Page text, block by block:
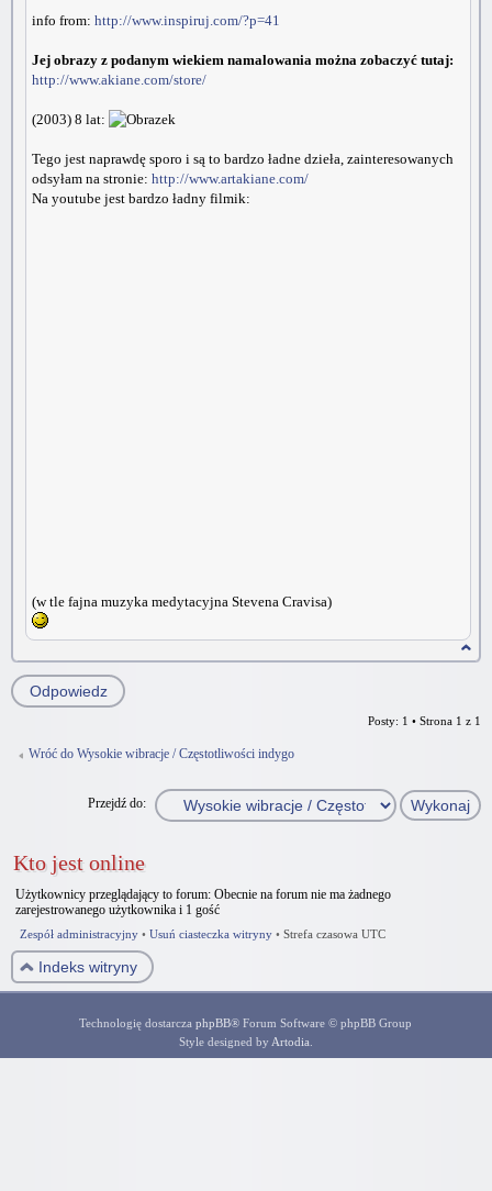
info from: http://www.inspiruj.com/?p=41
Jej obrazy z podanym wiekiem namalowania można zobaczyć tutaj:
http://www.akiane.com/store/
(2003) 8 lat:
Tego jest naprawdę sporo i są to bardzo ładne dzieła, zainteresowanych
odsyłam na stronie: http://www.artakiane.com/
Na youtube jest bardzo ładny filmik:
(w tle fajna muzyka medytacyjna Stevena Cravisa)
Odpowiedz
Posty: 1 • Strona 1 z 1
Wróć do Wysokie wibracje / Częstotliwości indygo
Przejdź do:
Kto jest online
Użytkownicy przeglądający to forum: Obecnie na forum nie ma żadnego
zarejestrowanego użytkownika i 1 gość
Zespół administracyjny • Usuń ciasteczka witryny • Strefa czasowa UTC
Indeks witryny
Technologię dostarczaphpBB® Forum Software © phpBB Group
Style designed by Artodia